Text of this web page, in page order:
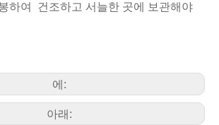
하여 건조하고 서늘한 곳에 보관해야
에:
아래: